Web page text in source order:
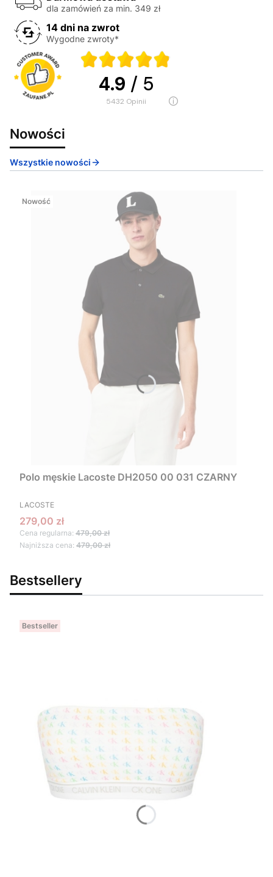
dla zamówień za min. 349 zł
14 dni na zwrot
Wygodne zwroty*
4.9 / 5
5432 opinii
Nowości
Wszystkie nowości
Nowość
Polo męskie Lacoste DH2050 00 031 CZARNY
PRODUCENT
LACOSTE
Cena promocyjna
279,00 zł
Cena regularna: 479,00 zł
Najniższa cena: 479,00 zł
Bestsellery
Bestseller